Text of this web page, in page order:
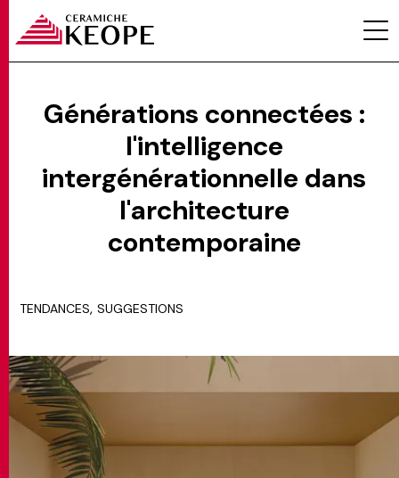
PROJETS
MAGAZINE
CONTACTS
MATCH APP
Générations connectées :
l'intelligence
intergénérationnelle dans
l'architecture
contemporaine
TENDANCES, SUGGESTIONS